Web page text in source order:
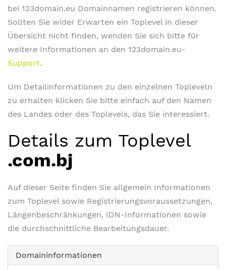
bei 123domain.eu Domainnamen registrieren können.
Sollten Sie wider Erwarten ein Toplevel in dieser
Übersicht nicht finden, wenden Sie sich bitte für
weitere Informationen an den 123domain.eu-
Support.
Um Detailinformationen zu den einzelnen Topleveln
zu erhalten klicken Sie bitte einfach auf den Namen
des Landes oder des Toplevels, das Sie interessiert.
Details zum Toplevel
.com.bj
Auf dieser Seite finden Sie allgemein Informationen
zum Toplevel sowie Registrierungsvoraussetzungen,
Längenbeschränkungen, IDN-Informationen sowie
die durchschnittliche Bearbeitungsdauer.
Domaininformationen